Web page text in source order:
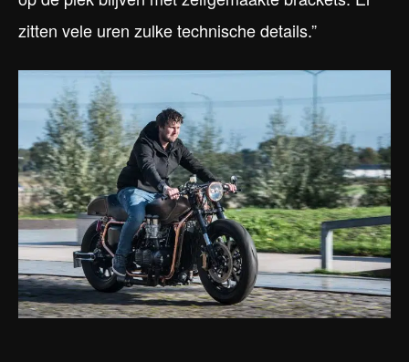
zitten vele uren zulke technische details.”